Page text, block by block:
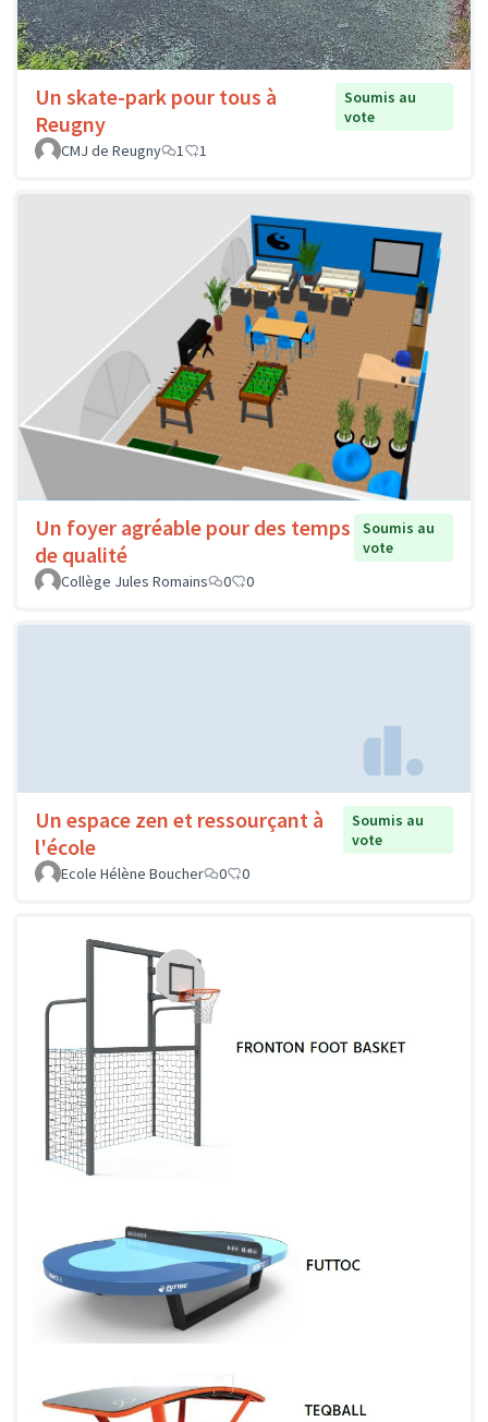
Un skate-park pour tous à
Reugny
Soumis au
vote
CMJ de Reugny
1 1
Un foyer agréable pour des temps
de qualité
Soumis au
vote
Collège Jules Romains
0 0
Un espace zen et ressourçant à
l'école
Soumis au
vote
Ecole Hélène Boucher
0 0